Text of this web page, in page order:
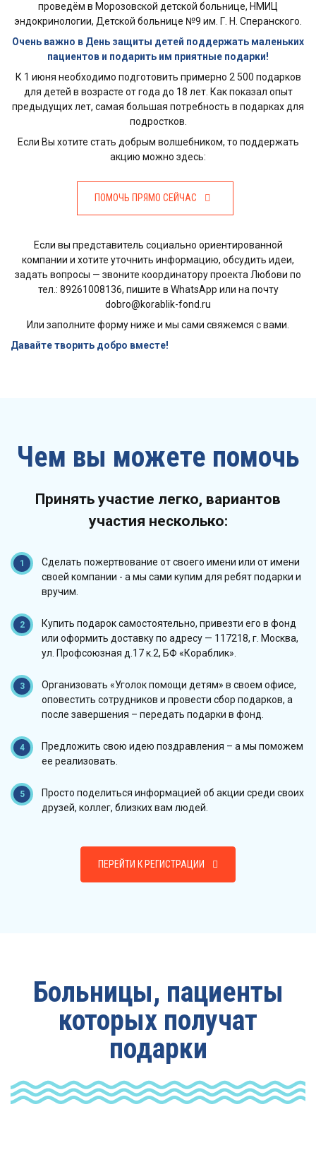
проведём в Морозовской детской больнице, НМИЦ
эндокринологии, Детской больнице №9 им. Г. Н. Сперанского.
Очень важно в День защиты детей поддержать маленьких
пациентов и подарить им приятные подарки!
К 1 июня необходимо подготовить примерно 2 500 подарков
для детей в возрасте от года до 18 лет. Как показал опыт
предыдущих лет, самая большая потребность в подарках для
подростков.
Если Вы хотите стать добрым волшебником, то поддержать
акцию можно здесь:
ПОМОЧЬ ПРЯМО СЕЙЧАС
Если вы представитель социально ориентированной
компании и хотите уточнить информацию, обсудить идеи,
задать вопросы — звоните координатору проекта Любови по
тел.: 89261008136, пишите в WhatsApp или на почту
dobro@korablik-fond.ru
Или заполните форму ниже и мы сами свяжемся с вами.
Давайте творить добро вместе!
Чем вы можете помочь
Принять участие легко, вариантов
участия несколько:
Сделать пожертвование от своего имени или от имени
своей компании - а мы сами купим для ребят подарки и
вручим.
Купить подарок самостоятельно, привезти его в фонд
или оформить доставку по адресу — 117218, г. Москва,
ул. Профсоюзная д.17 к.2, БФ «Кораблик».
Организовать «Уголок помощи детям» в своем офисе,
оповестить сотрудников и провести сбор подарков, а
после завершения – передать подарки в фонд.
Предложить свою идею поздравления – а мы поможем
ее реализовать.
Просто поделиться информацией об акции среди своих
друзей, коллег, близких вам людей.
ПЕРЕЙТИ К РЕГИСТРАЦИИ
Больницы, пациенты
которых получат
подарки